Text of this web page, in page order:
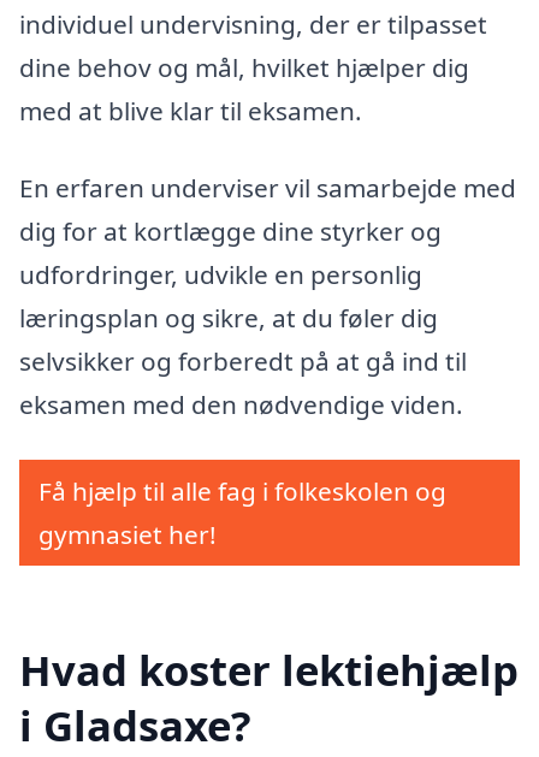
individuel undervisning, der er tilpasset
dine behov og mål, hvilket hjælper dig
med at blive klar til eksamen.
En erfaren underviser vil samarbejde med
dig for at kortlægge dine styrker og
udfordringer, udvikle en personlig
læringsplan og sikre, at du føler dig
selvsikker og forberedt på at gå ind til
eksamen med den nødvendige viden.
Få hjælp til alle fag i folkeskolen og
gymnasiet her!
Hvad koster lektiehjælp
i Gladsaxe?